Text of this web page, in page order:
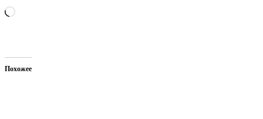
Загрузка…
Похожее